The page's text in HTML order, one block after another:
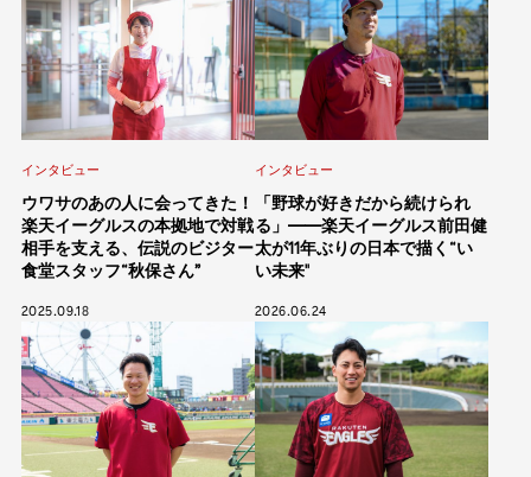
インタビュー
ウワサのあの人に会ってきた！
楽天イーグルスの本拠地で対戦
相手を支える、伝説のビジター
食堂スタッフ“秋保さん”
2025.09.18
インタビュー
「野球が好きだから続けられ
る」——楽天イーグルス前田健
太が11年ぶりの日本で描く“い
い未来"
2026.06.24